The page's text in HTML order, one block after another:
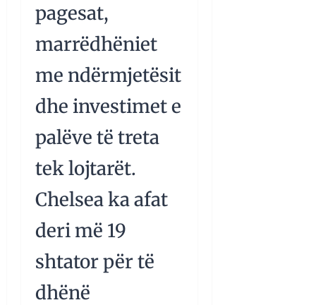
pagesat,
marrëdhëniet
me ndërmjetësit
dhe investimet e
palëve të treta
tek lojtarët.
Chelsea ka afat
deri më 19
shtator për të
dhënë